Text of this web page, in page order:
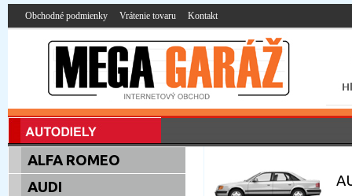
Obchodné podmienky Vrátenie tovaru Kontakt
ALFA ROMEO
AUDI